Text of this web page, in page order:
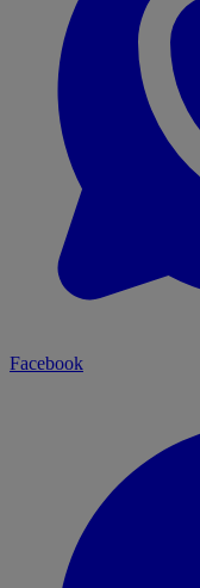
Facebook